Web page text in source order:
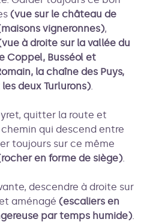
(vue sur le château de
vigneronnes),
à droite sur la vallée du
Coppel, Busséol et
la chaîne des Puys,
deux Turlurons).
quitter la route et
qui descend entre
toujours sur ce même
en forme de siège).
descendre à droite sur
aménagé (escaliers en
par temps humide).